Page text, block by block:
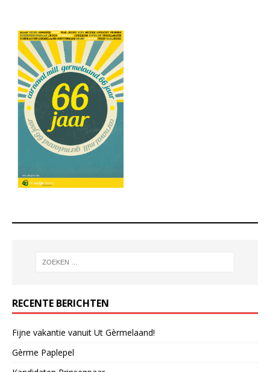
RECENTE BERICHTEN
Fijne vakantie vanuit Ut Gèrmelaand!
Gèrme Paplepel